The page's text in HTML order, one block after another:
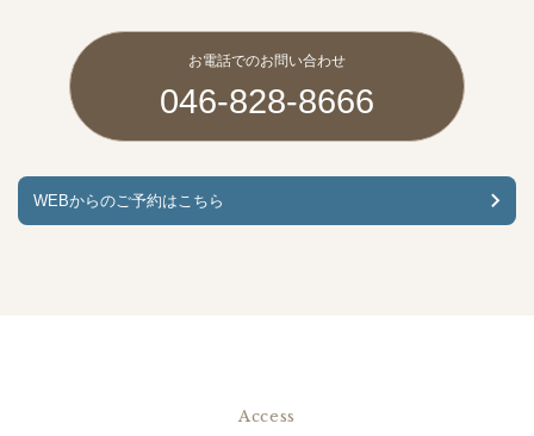
お電話でのお問い合わせ
046-828-8666
WEBからのご予約はこちら
Access